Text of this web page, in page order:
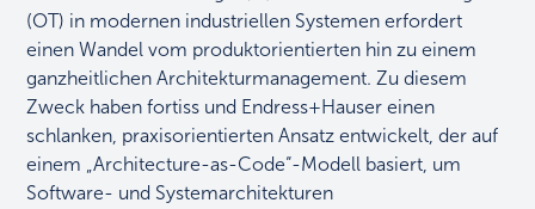
(OT) in modernen industriellen Systemen erfordert
einen Wandel vom produktorientierten hin zu einem
ganzheitlichen Architekturmanagement. Zu diesem
Zweck haben fortiss und Endress+Hauser einen
schlanken, praxisorientierten Ansatz entwickelt, der auf
einem „Architecture-as-Code“-Modell basiert, um
Software- und Systemarchitekturen